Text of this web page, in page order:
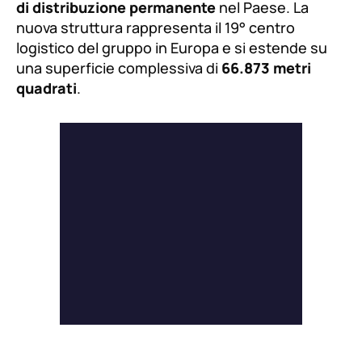
di distribuzione permanente nel Paese. La
nuova struttura rappresenta il 19° centro
logistico del gruppo in Europa e si estende su
una superficie complessiva di 66.873 metri
quadrati.